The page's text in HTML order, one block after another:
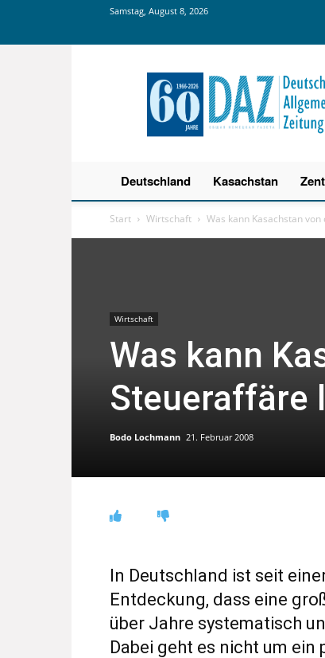
Samstag, August 8, 2026
Deutsche
Allgemeine
Zeitung
Deutschland Kasachstan
Start Wirtschaft Was kann Kasachstan
Wirtschaft
Was kann
Steueraffäre
Bodo Lochmann 21. Februar 2008
In Deutschland ist seit
Entdeckung, dass eine
über Jahre systematisch
Dabei geht es nicht um ein